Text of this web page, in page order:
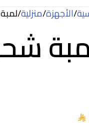
/الأجهزة/منزلية/